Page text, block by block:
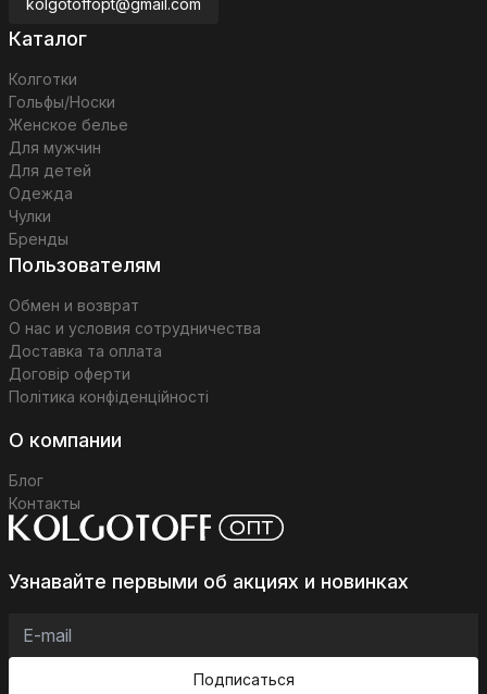
kolgotoffopt@gmail.com
Каталог
Колготки
Гольфы/Носки
Женское белье
Для мужчин
Для детей
Одежда
Чулки
Бренды
Пользователям
Обмен и возврат
О нас и условия сотрудничества
Доставка та оплата
Договір оферти
Політика конфіденційності
О компании
Блог
Контакты
Узнавайте первыми об акциях и новинках
Подписаться